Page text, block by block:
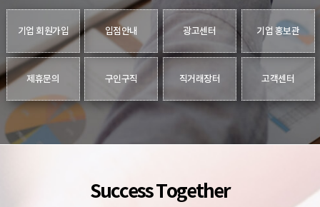
기업 회원가입 입점안내 광고센터 기업 홍보관
제휴문의 구인구직 직거래장터 고객센터
Success Together